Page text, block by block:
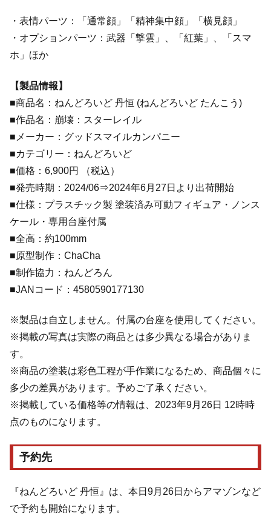
・表情パーツ：「通常顔」「精神集中顔」「横見顔」
・オプションパーツ：武器「撃雲」、「紅葉」、「スマ
ホ」ほか
【製品情報】
■商品名：ねんどろいど 丹恒 (ねんどろいど たんこう)
■作品名：崩壊：スターレイル
■メーカー：グッドスマイルカンパニー
■カテゴリー：ねんどろいど
■価格：6,900円 （税込）
■発売時期：2024/06⇒2024年6月27日より出荷開始
■仕様：プラスチック製 塗装済み可動フィギュア・ノンス
ケール・専用台座付属
■全高：約100mm
■原型制作：ChaCha
■制作協力：ねんどろん
■JANコード：4580590177130
※製品は自立しません。付属の台座を使用してください。
※掲載の写真は実際の商品とは多少異なる場合がありま
す。
※商品の塗装は彩色工程が手作業になるため、商品個々に
多少の差異があります。予めご了承ください。
※掲載している価格等の情報は、2023年9月26日 12時時
点のものになります。
予約先
『ねんどろいど 丹恒』は、本日9月26日からアマゾンなど
で予約も開始になります。